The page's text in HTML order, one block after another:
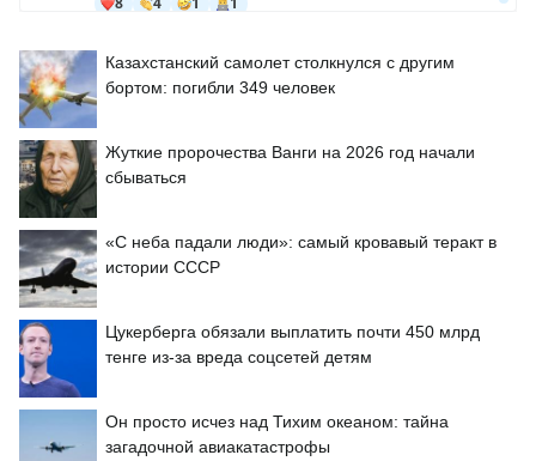
Казахстанский самолет столкнулся с другим
бортом: погибли 349 человек
Жуткие пророчества Ванги на 2026 год начали
сбываться
«С неба падали люди»: самый кровавый теракт в
истории СССР
Цукерберга обязали выплатить почти 450 млрд
тенге из-за вреда соцсетей детям
Он просто исчез над Тихим океаном: тайна
загадочной авиакатастрофы